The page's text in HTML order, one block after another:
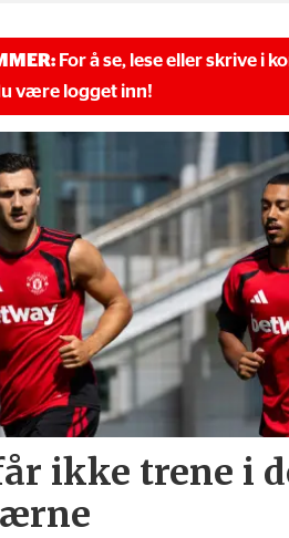
For å se, lese eller skrive i
være logget inn!
ikke trene i